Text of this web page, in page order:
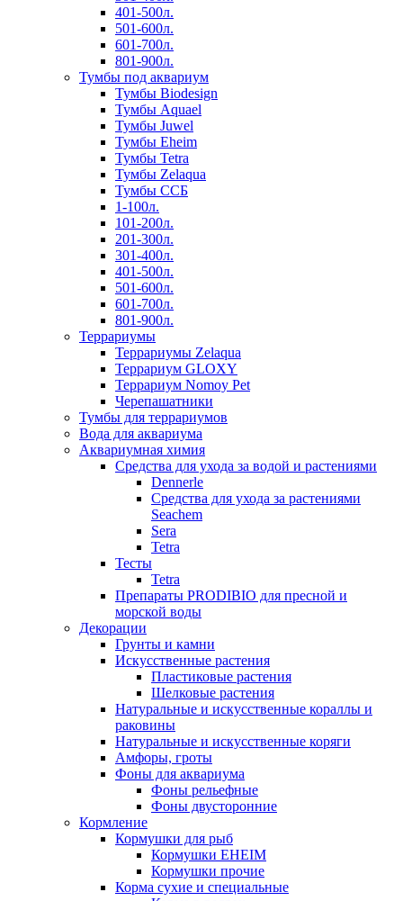
401-500л.
501-600л.
601-700л.
801-900л.
Тумбы под аквариум
Тумбы Biodesign
Тумбы Aquael
Тумбы Juwel
Тумбы Eheim
Тумбы Tetra
Тумбы Zelaqua
Тумбы ССБ
1-100л.
101-200л.
201-300л.
301-400л.
401-500л.
501-600л.
601-700л.
801-900л.
Террариумы
Террариумы Zelaqua
Террариум GLOXY
Террариум Nomoy Pet
Черепашатники
Тумбы для террариумов
Вода для аквариума
Аквариумная химия
Средства для ухода за водой и растениями
Dennerle
Средства для ухода за растениями
Seachem
Sera
Tetra
Тесты
Tetra
Препараты PRODIBIO для пресной и
морской воды
Декорации
Грунты и камни
Искусственные растения
Пластиковые растения
Шелковые растения
Натуральные и искусственные кораллы и
раковины
Натуральные и искусственные коряги
Амфоры, гроты
Фоны для аквариума
Фоны рельефные
Фоны двусторонние
Кормление
Кормушки для рыб
Кормушки EHEIM
Кормушки прочие
Корма сухие и специальные